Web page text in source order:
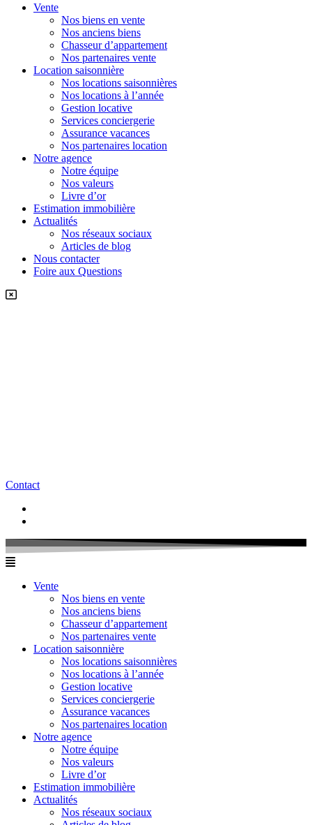
Vente
Nos biens en vente
Nos anciens biens
Chasseur d’appartement
Nos partenaires vente
Location saisonnière
Nos locations saisonnières
Nos locations à l’année
Gestion locative
Services conciergerie
Assurance vacances
Nos partenaires location
Notre agence
Notre équipe
Nos valeurs
Livre d’or
Estimation immobilière
Actualités
Nos réseaux sociaux
Articles de blog
Nous contacter
Foire aux Questions
Contact
Vente
Nos biens en vente
Nos anciens biens
Chasseur d’appartement
Nos partenaires vente
Location saisonnière
Nos locations saisonnières
Nos locations à l’année
Gestion locative
Services conciergerie
Assurance vacances
Nos partenaires location
Notre agence
Notre équipe
Nos valeurs
Livre d’or
Estimation immobilière
Actualités
Nos réseaux sociaux